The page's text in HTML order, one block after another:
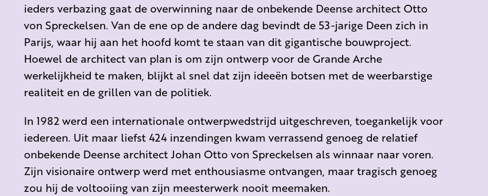
ieders verbazing gaat de overwinning naar de onbekende Deense architect Otto
von Spreckelsen. Van de ene op de andere dag bevindt de 53-jarige Deen zich in
Parijs, waar hij aan het hoofd komt te staan van dit gigantische bouwproject.
Hoewel de architect van plan is om zijn ontwerp voor de Grande Arche
werkelijkheid te maken, blijkt al snel dat zijn ideeën botsen met de weerbarstige
realiteit en de grillen van de politiek.
In 1982 werd een internationale ontwerpwedstrijd uitgeschreven, toegankelijk voor
iedereen. Uit maar liefst 424 inzendingen kwam verrassend genoeg de relatief
onbekende Deense architect Johan Otto von Spreckelsen als winnaar naar voren.
Zijn visionaire ontwerp werd met enthousiasme ontvangen, maar tragisch genoeg
zou hij de voltooiing van zijn meesterwerk nooit meemaken.